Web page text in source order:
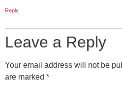
Reply
Leave a Reply
Your email address will not be
are marked *